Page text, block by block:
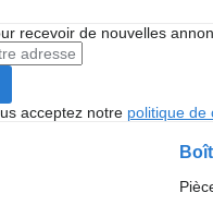
recevoir de nouvelles
acceptez notre politique de